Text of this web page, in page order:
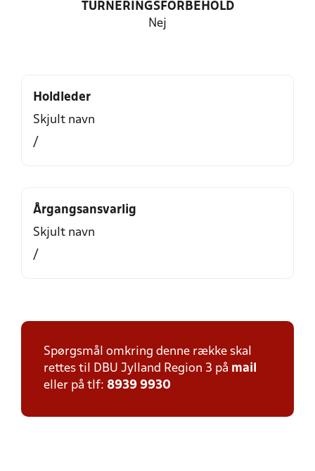
TURNERINGSFORBEHOLD
Nej
Holdleder
Skjult navn
/
Årgangsansvarlig
Skjult navn
/
Spørgsmål omkring denne række skal
rettes til DBU Jylland Region 3 på mail
eller på tlf: 8939 9930